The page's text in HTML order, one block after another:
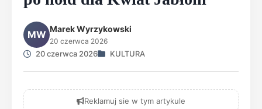
MW Marek Wyrzykowski
20 czerwca 2026
20 czerwca 2026 KULTURA
Reklamuj sie w tym artykule